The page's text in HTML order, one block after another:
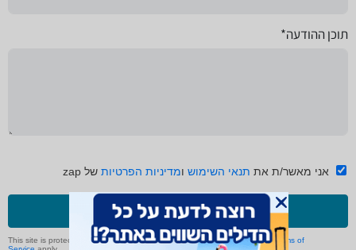
תוכן ההודעה*
אני מאשר/ת את תנאי השימוש ומדיניות הפרטיות של zap
שליחה
This site is protected by reCAPTCHA and the GooglePrivacy Policyand Terms of